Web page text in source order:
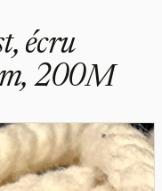
écru
200M